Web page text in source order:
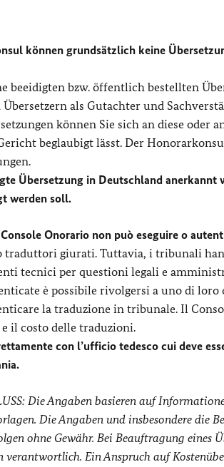
können grundsätzlich keine
beeidigten bzw. öffentlich bestellten
als Gutachter und
können Sie sich an diese oder
beglaubigt lässt. Der
Übersetzung in Deutschland anerkannt
werden soll.
Onorario non può eseguire o
traduttori giurati. Tuttavia, i tribunali
tecnici per questioni legali e
è possibile rivolgersi a uno di
la traduzione in tribunale. Il
il costo delle traduzioni.
con l’ufficio tedesco cui deve
Die Angaben basieren auf
Die Angaben und insbesondere die
ohne Gewähr. Bei Beauftragung eines
verantwortlich. Ein Anspruch auf